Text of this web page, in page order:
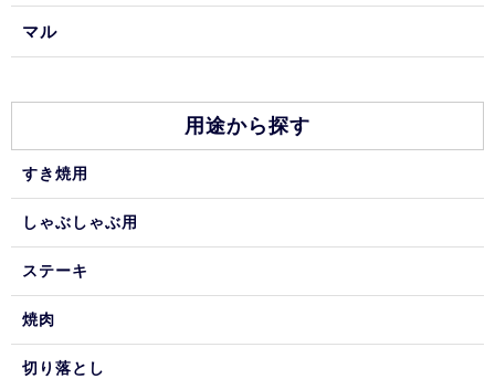
マル
用途から探す
すき焼用
しゃぶしゃぶ用
ステーキ
焼肉
切り落とし